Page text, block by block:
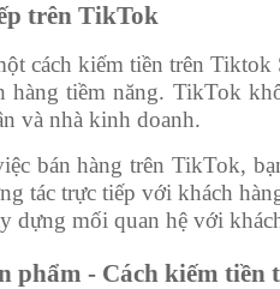
trên TikTok
cách kiếm tiền trên
hàng tiềm năng. TikTok
và nhà kinh doanh.
bán hàng trên TikTok,
tác trực tiếp với khách
dựng mối quan hệ với
phẩm - Cách kiếm